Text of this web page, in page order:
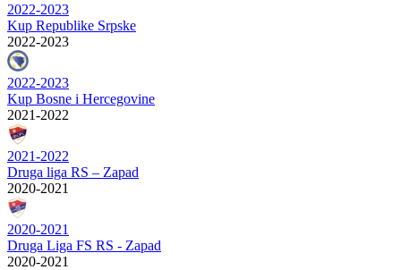
2022-2023
Kup Republike Srpske
2022-2023
2022-2023
Kup Bosne i Hercegovine
2021-2022
2021-2022
Druga liga RS – Zapad
2020-2021
2020-2021
Druga Liga FS RS - Zapad
2020-2021